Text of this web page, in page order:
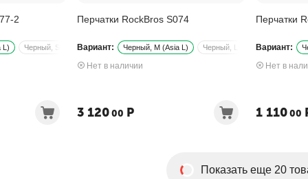
2
L) Черный, S (Asia M)
Перчатки RockBros S074
Вариант: Черный, M (Asia L) Черный, L (Asia XL)
Нет в наличии
3 12000 Р
Перчатки
Вариант:
Нет в
1 110 00
Показать еще 20